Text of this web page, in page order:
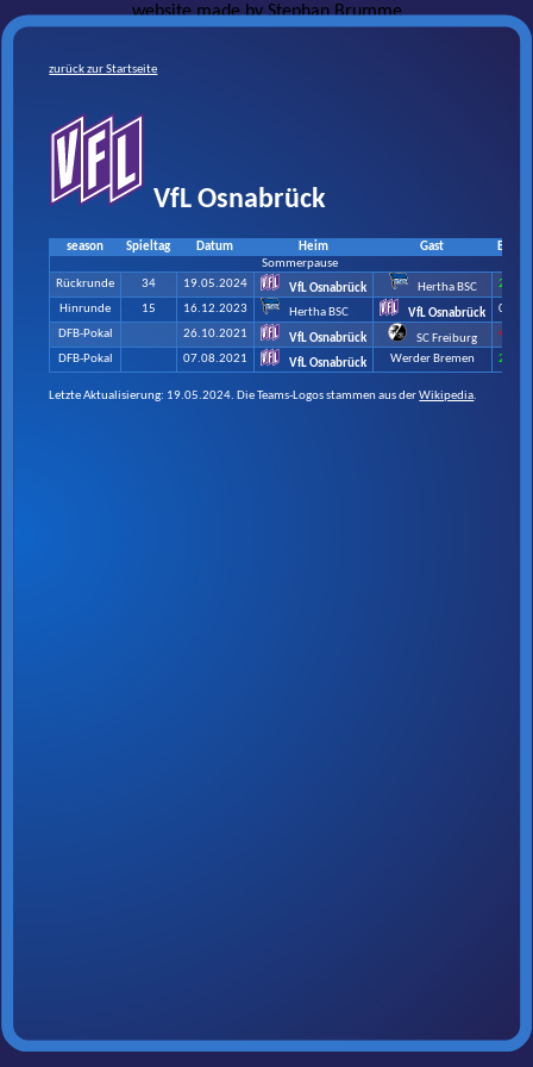
zurück zur Startseite
VfL Osnabrück
season Spieltag Datum Heim Gast
Sommerpause
Rückrunde
34 19.05.2024 VfL Osnabrück Hertha BSC
2 : 1
Hinrunde
15 16.12.2023 Hertha BSC VfL Osnabrück
0 : 0
DFB-Pokal
26.10.2021 VfL Osnabrück SC Freiburg
4 : 5
DFB-Pokal
07.08.2021 VfL Osnabrück Werder Bremen 2 : 0
Letzte Aktualisierung: 19.05.2024. Die Teams-Logos stammen aus derWikipedia.
website made byStephan Brumme